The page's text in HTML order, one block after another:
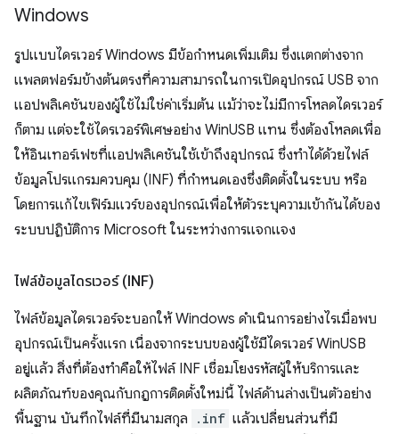
Windows
รูปแบบไดรเวอร์ Windows มีข้อกำหนดเพิ่มเติม ซึ่งแตกต่างจาก
แพลตฟอร์มข้างต้นตรงที่ความสามารถในการเปิดอุปกรณ์ USB จาก
แอปพลิเคชันของผู้ใช้ไม่ใช่ค่าเริ่มต้น แม้ว่าจะไม่มีการโหลดไดรเวอร์
ก็ตาม แต่จะใช้ไดรเวอร์พิเศษอย่าง WinUSB แทน ซึ่งต้องโหลดเพื่อ
ให้อินเทอร์เฟซที่แอปพลิเคชันใช้เข้าถึงอุปกรณ์ ซึ่งทำได้ด้วยไฟล์
ข้อมูลโปรแกรมควบคุม (INF) ที่กําหนดเองซึ่งติดตั้งในระบบ หรือ
โดยการแก้ไขเฟิร์มแวร์ของอุปกรณ์เพื่อให้ตัวระบุความเข้ากันได้ของ
ระบบปฏิบัติการ Microsoft ในระหว่างการแจกแจง
ไฟล์ข้อมูลไดรเวอร์ (INF)
ไฟล์ข้อมูลไดรเวอร์จะบอกให้ Windows ดำเนินการอย่างไรเมื่อพบ
อุปกรณ์เป็นครั้งแรก เนื่องจากระบบของผู้ใช้มีไดรเวอร์ WinUSB
อยู่แล้ว สิ่งที่ต้องทำคือให้ไฟล์ INF เชื่อมโยงรหัสผู้ให้บริการและ
ผลิตภัณฑ์ของคุณกับกฎการติดตั้งใหม่นี้ ไฟล์ด้านล่างเป็นตัวอย่าง
พื้นฐาน บันทึกไฟล์ที่มีนามสกุล
.inf แล้วเปลี่ยนส่วนที่มี